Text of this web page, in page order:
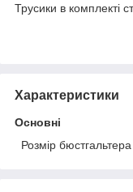
Трусики в комплекті
Характеристики
Основні
Розмір бюстгальтера